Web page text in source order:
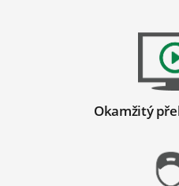
Okamžitý